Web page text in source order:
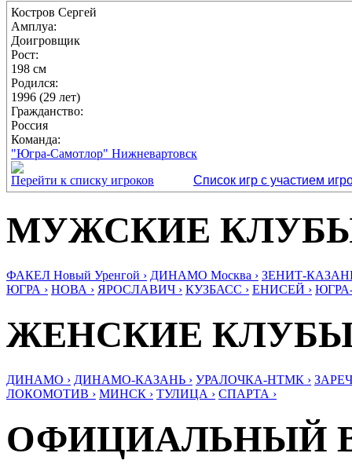
Костров Сергей
Амплуа:
Доигровщик
Рост:
198 см
Родился:
1996 (29 лет)
Гражданство:
Россия
Команда:
"Югра-Самотлор" Нижневартовск
Перейти к списку игроков
Список игр с участием
МУЖСКИЕ
ФАКЕЛ Новый Уренгой › ДИНАМО Москва › ЗЕНИТ-
ЮГРА › НОВА › ЯРОСЛАВИЧ › КУЗБАСС › ЕНИСЕЙ ›
ЖЕНСКИЕ
ДИНАМО › ДИНАМО-КАЗАНЬ › УРАЛОЧКА-НТМК ›
ЛОКОМОТИВ › МИНСК › ТУЛИЦА › СПАРТА ›
ОФИЦИАЛЬНЫЙ